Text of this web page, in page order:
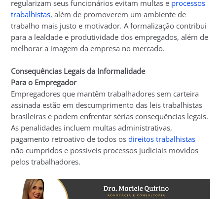
regularizam seus funcionários evitam multas e processos
trabalhistas, além de promoverem um ambiente de
trabalho mais justo e motivador. A formalização contribui
para a lealdade e produtividade dos empregados, além de
melhorar a imagem da empresa no mercado.
Consequências Legais da Informalidade
Para o Empregador
Empregadores que mantêm trabalhadores sem carteira
assinada estão em descumprimento das leis trabalhistas
brasileiras e podem enfrentar sérias consequências legais.
As penalidades incluem multas administrativas,
pagamento retroativo de todos osdireitos trabalhistas
não cumpridos e possíveis processos judiciais movidos
pelos trabalhadores.